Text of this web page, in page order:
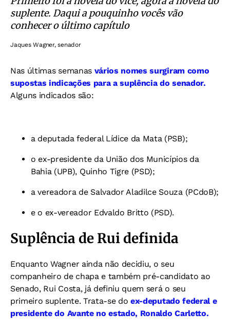
suplente. Daqui a pouquinho vocês vão
conhecer o último capítulo
Jaques Wagner, senador
Nas últimas semanas vários nomes surgiram como
supostas indicações para a suplência do senador.
Alguns indicados são:
a deputada federal Lídice da Mata (PSB);
o ex-presidente da União dos Municípios da
Bahia (UPB), Quinho Tigre (PSD);
a vereadora de Salvador Aladilce Souza (PCdoB);
e o ex-vereador Edvaldo Britto (PSD).
Suplência de Rui definida
Enquanto Wagner ainda não decidiu, o seu
companheiro de chapa e também pré-candidato ao
Senado, Rui Costa, já definiu quem será o seu
primeiro suplente. Trata-se do ex-deputado federal e
presidente do Avante no estado, Ronaldo Carletto.